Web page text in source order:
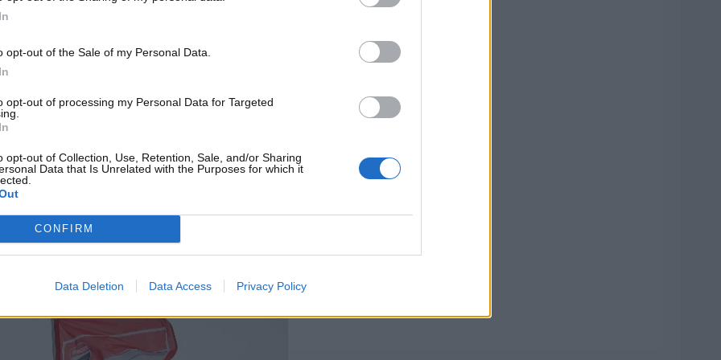
opt-out of the Sale of my Personal Data.
opt-out of processing my Personal Data for Targeted
opt-out of Collection, Use, Retention, Sale, and/or Sharing
Data that Is Unrelated with the Purposes for which it
CONFIRM
Data Deletion Data Access Privacy Policy
fondamentale analizzare ulteriori dati, soprattutto
test a Barcellona nei prossimi giorni. Inoltre, Bagnaia
pista, molto gommata, hanno reso difficile effettuare
per decidere il materiale da portare al prossimo
cruciali per Bagnaia: ilMugelloeAssen, piste su
il distacco in classifica iridata da Marc
complicato il sogno di riaprire la lotta per il titolo